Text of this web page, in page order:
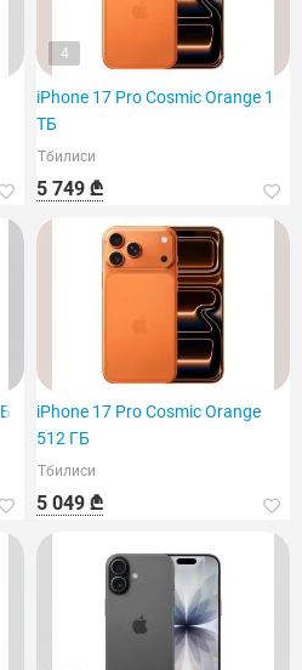
4
iPhone 17 Pro Cosmic Orange 1
ТБ
Тбилиси
5 749 ₾
iPhone 17 Pro Cosmic Orange
512 ГБ
Тбилиси
5 049 ₾